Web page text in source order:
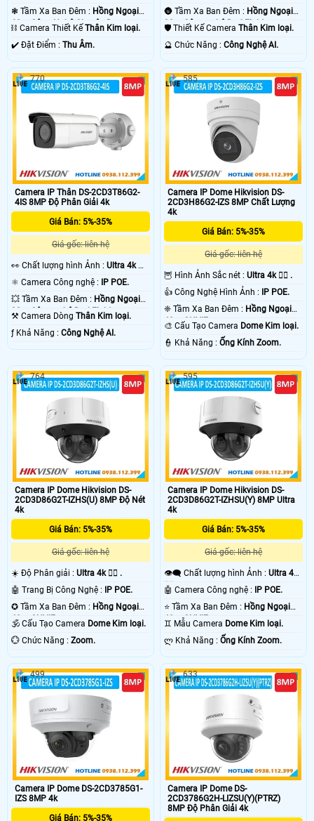
❃ Tầm Xa Ban Đêm : Hồng Ngoại
60m Công Nghệ Chuyên Dụng.
⛓ Camera Thiết KếThân Kim loại.
️✔️ Đặt Điểm : Thu Âm.
🌚 Tầm Xa Ban Đêm : Hồng Ngoại
90m Công nghệ DarkFighter.
🛡 Thiết Kế CameraThân Kim loại.
️🔮 Chức Năng :Công Nghệ AI.
Camera IP Thân DS-2CD3T86G2-
4IS 8MP Độ Phân Giải 4k
Giá Bán: 5%-35%
Giá gốc: liên hệ
️👀 Chất lượng hình Ảnh : Ultra 4k 👍🏾
⚛️ Camera Công nghệ :
IP POE.
💥 Tầm Xa Ban Đêm : Hồng Ngoại
90m Công nghệ DarkFighter.
⚒ Camera Dòng Thân Kim loại.
️ƒ Khả Năng : Công Nghệ AI.
770
Camera IP Dome Hikvision DS-
2CD3H86G2-IZS 8MP Chất Lượng
4k
Giá Bán: 5%-35%
Giá gốc: liên hệ
🦉 Hình Ảnh Sắc nét :Ultra 4k 👍🏾 .
👍 Công Nghệ Hình Ảnh :
IP POE.
❈ Tầm Xa Ban Đêm : Hồng Ngoại
40m ONVIF.
🎨 Cấu Tạo Camera Dome Kim loại.
️👮 Khả Năng :Ống Kính Zoom.
585
Camera IP Dome Hikvision DS-
2CD3D86G2T-IZHS(U) 8MP Độ Nét
4k
Giá Bán: 5%-35%
Giá gốc: liên hệ
☀️ Độ Phân giải : Ultra 4k 👍🏾 .
🤖️ Trang Bị Công Nghệ :
IP POE.
✪ Tầm Xa Ban Đêm : Hồng Ngoại
40m ONVIF.
🕉️ Cấu Tạo Camera Dome Kim loại.
️💮 Chức Năng : Zoom.
764
Camera IP Dome Hikvision DS-
2CD3D86G2T-IZHSU(Y) 8MP Ultra
4k
Giá Bán: 5%-35%
Giá gốc: liên hệ
👁️‍🗨 Chất lượng hình Ảnh :Ultra 4k
👍🏾 .
🤖️ Camera Công nghệ :
IP POE.
⭐ Tầm Xa Ban Đêm : Hồng Ngoại
40m ONVIF.
♊ Mẫu Camera Dome Kim loại.
️ლ Khả Năng :Ống Kính Zoom.
595
Camera IP Dome DS-2CD3785G1-
IZS 8MP 4k
Giá Bán: 5%-35%
499
Camera IP Dome DS-
2CD3786G2H-LIZSU(Y)(PTRZ)
8MP Độ Phân Giải 4k
633